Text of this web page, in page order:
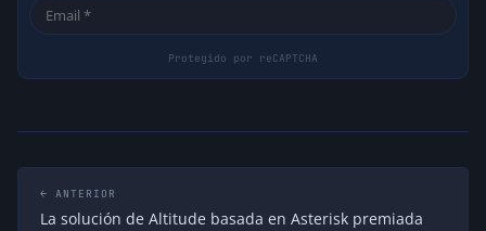
← ANTERIOR
La solución de Altitude basada en Asterisk premiada